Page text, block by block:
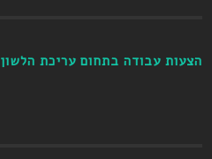
הצעות עבודה בתחום עריכת הלשון